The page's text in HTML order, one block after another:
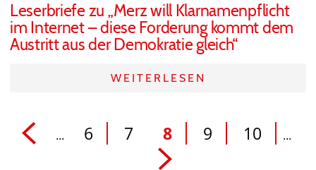
Leserbriefe zu „Merz will Klarnamenpflicht
im Internet – diese Forderung kommt dem
Austritt aus der Demokratie gleich“
WEITERLESEN
... 6 7 8 9 10 ...